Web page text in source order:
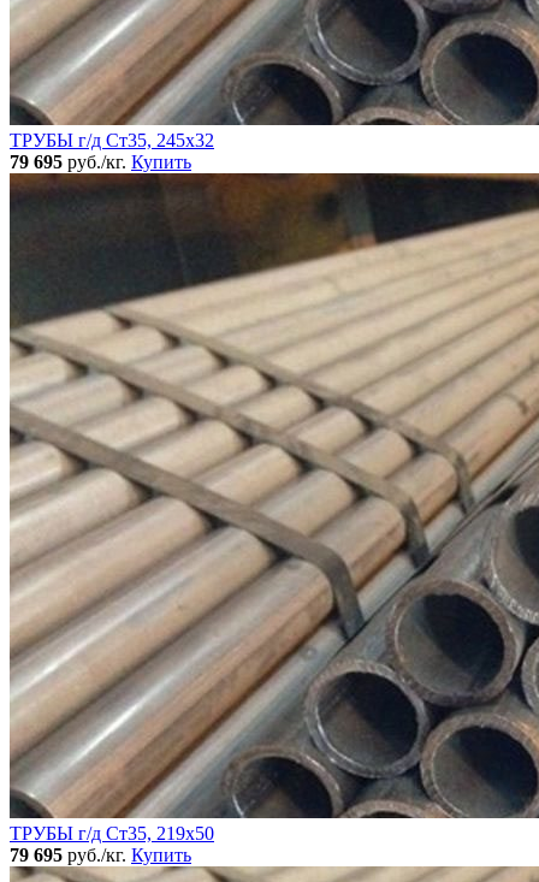
ТРУБЫ г/д Ст35, 245х32
79 695 руб./кг. Купить
ТРУБЫ г/д Ст35, 219х50
79 695 руб./кг. Купить